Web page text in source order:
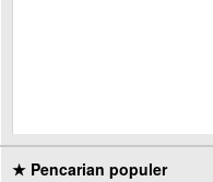
★ Pencarian populer